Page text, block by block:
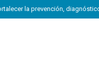
la prevención,